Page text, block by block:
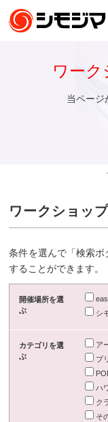
ワーク
当ページ
ワークショッ
条件を選んで「検索
することができます。
開催場所を選
ぶ
シ
カテゴリを選
ぶ
ア
プ
ハ
ク
そ